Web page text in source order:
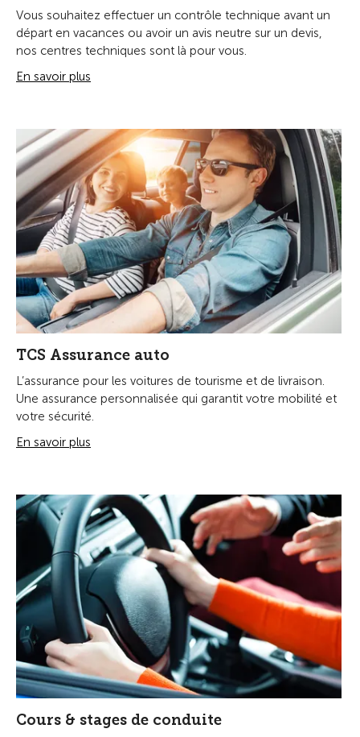
Vous souhaitez effectuer un contrôle technique avant un
départ en vacances ou avoir un avis neutre sur un devis,
nos centres techniques sont là pour vous.
En savoir plus
TCS Assurance auto
L’assurance pour les voitures de tourisme et de livraison.
Une assurance personnalisée qui garantit votre mobilité et
votre sécurité.
En savoir plus
Cours & stages de conduite